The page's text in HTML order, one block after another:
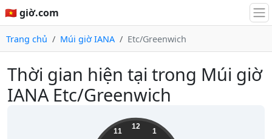
🇻🇳 giờ.com
Trang chủ Múi giờ IANA Etc/Greenwich
Thời gian hiện tại trong Múi giờ
IANA Etc/Greenwich
12
1
11